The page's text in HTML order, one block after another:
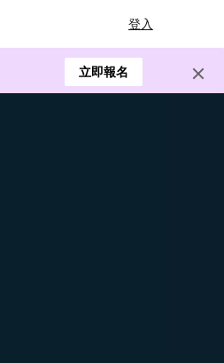
登入
立即報名